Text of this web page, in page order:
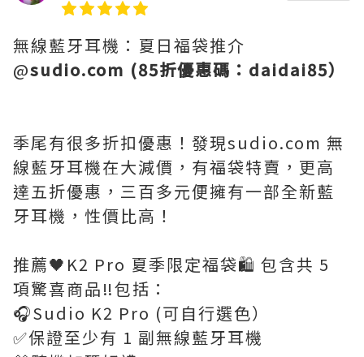
無線藍牙耳機：夏日福袋推介
@sudio.com (85折優惠碼：daidai85）
季尾有很多折扣優惠！發現sudio.com 無
線藍牙耳機在大減價，有福袋特賣，更高
達五折優惠，三百多元便擁有一部全新藍
牙耳機，性價比高！
推薦🖤K2 Pro 夏季限定福袋🛍️ 包含共 5
項驚喜商品‼️包括：
🎧Sudio K2 Pro (可自行選色）
✅保證至少有 1 副無線藍牙耳機